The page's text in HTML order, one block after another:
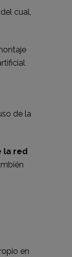
cual,
de la
la red
en